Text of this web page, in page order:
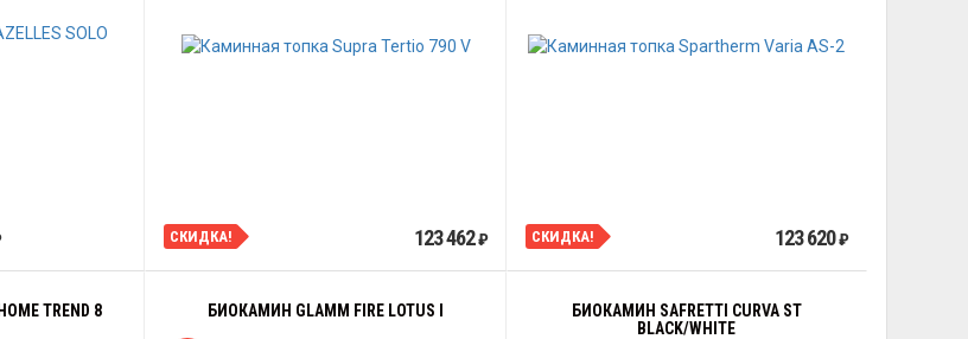
СКИДКА! 123 462₽ СКИДКА! 123 620₽
TREND 8 БИОКАМИН GLAMM FIRE LOTUS I
БИОКАМИН SAFRETTI CURVA ST
BLACK/WHITE